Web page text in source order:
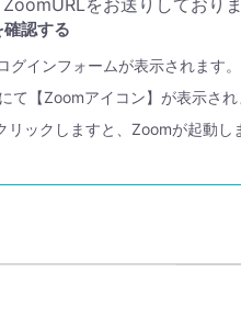
認する
インフォームが表示されます。
て【Zoomアイコン】が表示され
ックしますと、Zoomが起動し